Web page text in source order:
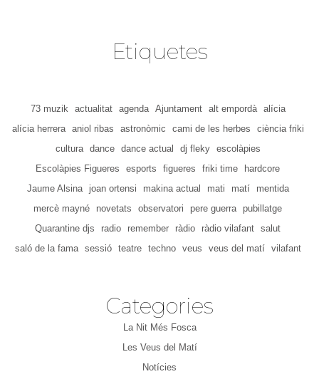
Etiquetes
73 muzik actualitat agenda Ajuntament alt empordà
alícia
alícia herrera
aniol ribas astronòmic cami de les herbes
ciència friki
cultura
dance dance actual dj fleky
escolàpies
Escolàpies Figueres
esports figueres friki time
hardcore
Jaume Alsina
joan ortensi makina actual mati matí
mentida
mercè mayné
novetats observatori pere guerra pubillatge
Quarantine djs
radio remember ràdio ràdio vilafant salut
saló de la fama
sessió teatre techno veus veus del matí vilafant
Categories
La Nit Més Fosca
Les Veus del Matí
Notícies